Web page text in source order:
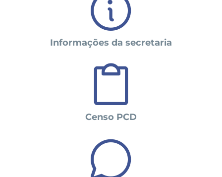
Informações da secretaria
Censo PCD